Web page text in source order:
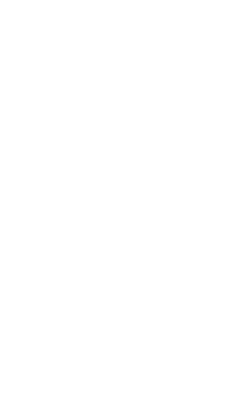
of tussentijdse wijzigingen, dan wel de